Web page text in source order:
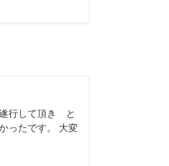
行して頂き と
ったです。 大変